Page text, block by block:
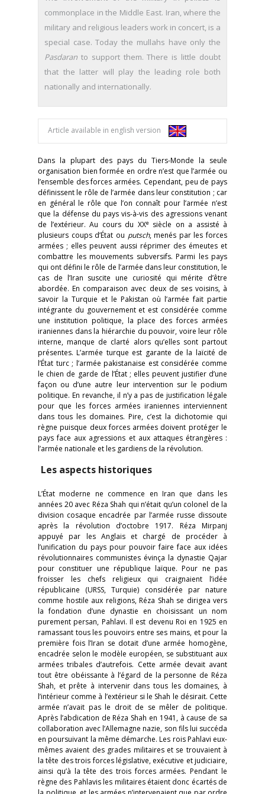
commonplace in the Middle East. Iran, where the
military and religious leaders work in concert, is a
special case. Today the mullahs have only the
Pasdaran to support them. There is little doubt
that the latter will play the leading role both
nationally and internationally.
Article available in english version
Dans la plupart des pays du Tiers-Monde la seule
organisation bien formée en ordre n’est que l’armée ou
l’ensemble des forces armées. Cependant, peu de pays
définissent le rôle de l’armée dans leur constitution ; car
en général le rôle que l’on connaît pour l’armée n’est
que la défense du pays vis-à-vis des agressions venant
de l’extérieur. Au cours du XXesiècle on a assisté à
plusieurs coups d’État ou putsch, menés par les forces
armées ; elles peuvent aussi réprimer des émeutes et
combattre les mouvements subversifs. Parmi les pays
qui ont défini le rôle de l’armée dans leur constitution, le
cas de l’Iran suscite une curiosité qui mérite d’être
abordée. En comparaison avec deux de ses voisins, à
savoir la Turquie et le Pakistan où l’armée fait partie
intégrante du gouvernement et est considérée comme
une institution politique, la place des forces armées
iraniennes dans la hiérarchie du pouvoir, voire leur rôle
interne, manque de clarté alors qu’elles sont partout
présentes. L’armée turque est garante de la laïcité de
l’État turc ; l’armée pakistanaise est considérée comme
le chien de garde de l’État ; elles peuvent justifier d’une
façon ou d’une autre leur intervention sur le podium
politique. En revanche, il n’y a pas de justification légale
pour que les forces armées iraniennes interviennent
dans tous les domaines. Pire, c’est la dichotomie qui
règne puisque deux forces armées doivent protéger le
pays face aux agressions et aux attaques étrangères :
l’armée nationale et les gardiens de la révolution.
Les aspects historiques
L’État moderne ne commence en Iran que dans les
années 20 avec Réza Shah qui n’était qu’un colonel de la
division cosaque encadrée par l’armée russe dissoute
après la révolution d’octobre 1917. Réza Mirpanj
appuyé par les Anglais et chargé de procéder à
l’unification du pays pour pouvoir faire face aux idées
révolutionnaires communistes évinça la dynastie Qajar
pour constituer une république laïque. Pour ne pas
froisser les chefs religieux qui craignaient l’idée
républicaine (URSS, Turquie) considérée par nature
comme hostile aux religions, Réza Shah se dirigea vers
la fondation d’une dynastie en choisissant un nom
purement persan, Pahlavi. Il est devenu Roi en 1925 en
ramassant tous les pouvoirs entre ses mains, et pour la
première fois l’Iran se dotait d’une armée homogène,
encadrée selon le modèle européen, se substituant aux
armées tribales d’autrefois. Cette armée devait avant
tout être obéissante à l’égard de la personne de Réza
Shah, et prête à intervenir dans tous les domaines, à
l’intérieur comme à l’extérieur si le Shah le désirait. Cette
armée n’avait pas le droit de se mêler de politique.
Après l’abdication de Réza Shah en 1941, à cause de sa
collaboration avec l’Allemagne nazie, son fils lui succéda
en poursuivant la même démarche. Les rois Pahlavi eux-
mêmes avaient des grades militaires et se trouvaient à
la tête des trois forces législative, exécutive et judiciaire,
ainsi qu’à la tête des trois forces armées. Pendant le
règne des Pahlavis les militaires étaient donc écartés de